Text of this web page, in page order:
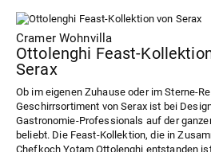
Cramer Wohnvilla
Ottolenghi Feast-
Serax
Ob im eigenen Zuhause oder im Sterne-
Geschirrsortiment von Serax ist bei
Gastronomie-Professionals auf der
beliebt. Die Feast-Kollektion, die in
Chefkoch Yotam Ottolenghi entstanden